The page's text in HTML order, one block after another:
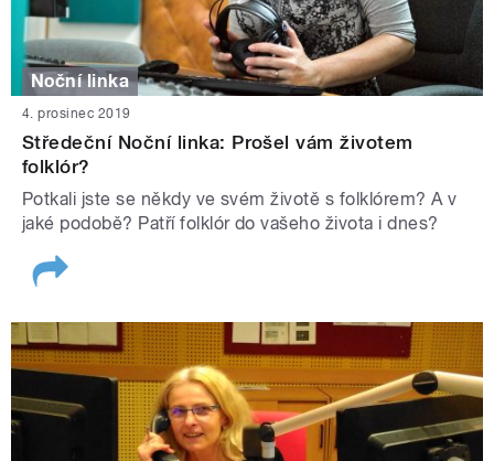
Noční linka
4. prosinec 2019
Středeční Noční linka: Prošel vám životem
folklór?
Potkali jste se někdy ve svém životě s folklórem? A v
jaké podobě? Patří folklór do vašeho života i dnes?